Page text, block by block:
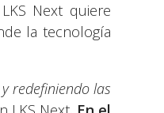
Next quiere
la tecnología
redefiniendo las